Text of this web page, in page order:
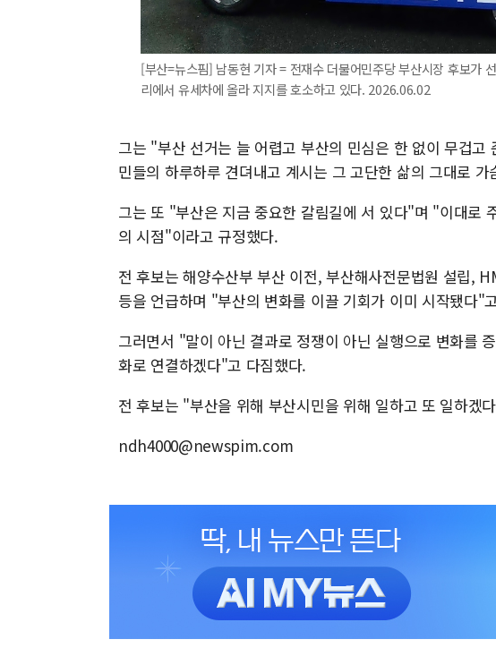
[부산=뉴스핌] 남동현 기자 = 전재수 더불어민주당 부산시장 후보가
리에서 유세차에 올라 지지를 호소하고 있다. 2026.06.02
그는 "부산 선거는 늘 어렵고 부산의 민심은 한 없이 무겁
민들의 하루하루 견뎌내고 계시는 그 고단한 삶의 그대로
그는 또 "부산은 지금 중요한 갈림길에 서 있다"며 "이대로
의 시점"이라고 규정했다.
전 후보는 해양수산부 부산 이전, 부산해사전문법원 설립,
등을 언급하며 "부산의 변화를 이끌 기회가 이미 시작됐다"
그러면서 "말이 아닌 결과로 정쟁이 아닌 실행으로 변화를
화로 연결하겠다"고 다짐했다.
전 후보는 "부산을 위해 부산시민을 위해 일하고 또 일하겠
ndh4000@newspim.com